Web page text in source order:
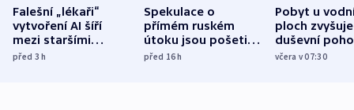
Falešní „lékaři“
vytvoření AI šíří
mezi staršími
Poláky nebezpečné
před 3h
Spekulace o
přímém ruském
útoku jsou pošetilé,
míní estonský
před 16h
Pobyt u
ploch zvyšuje
duševní
ukázala
včera v 07:30